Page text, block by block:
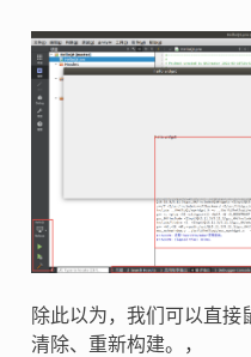
除此以为，我们可以直接
清除、重新构建。，